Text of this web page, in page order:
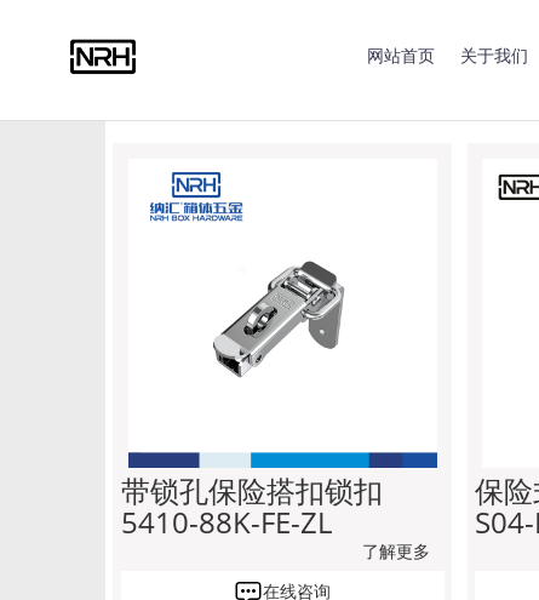
网站首页 关于我们
合页系列
脚垫系列 限位钢丝绳 脚轮系列 船用零部件
带锁孔保险搭扣锁扣
5410-88K-FE-ZL
了解更多
在线咨询
保